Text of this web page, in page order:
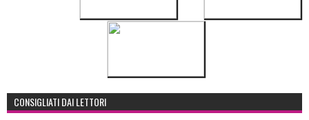
CONSIGLIATI DAI LETTORI